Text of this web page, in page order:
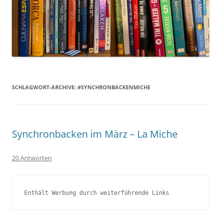
SCHLAGWORT-ARCHIVE: #SYNCHRONBACKENMICHE
Synchronbacken im März – La Miche
20 Antworten
Enthält Werbung durch weiterführende Links